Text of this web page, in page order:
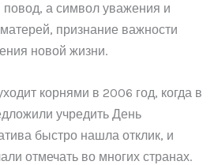
а символ уважения и
признание важности
новой жизни.
корнями в 2006 год, когда в
учредить День
быстро нашла отклик, и
отмечать во многих странах.